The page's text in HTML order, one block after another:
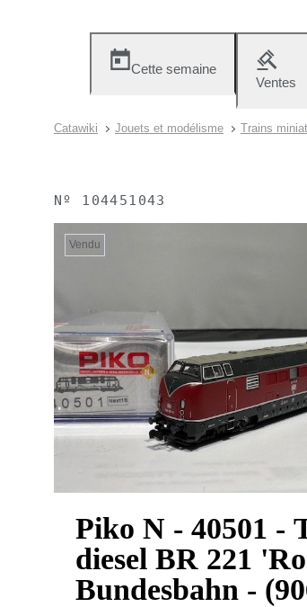
Cette semaine
Ventes
Catawiki Jouets et modélisme Trains
Nº 104451043
Vendu
Piko N - 40501 -
diesel BR 221
Bundesbahn -